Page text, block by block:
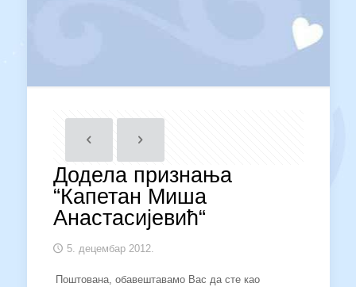
Додела признања
“Капетан Миша
Анастасијевић“
5. децембар 2012.
Поштована, обавештавамо Вас да сте као